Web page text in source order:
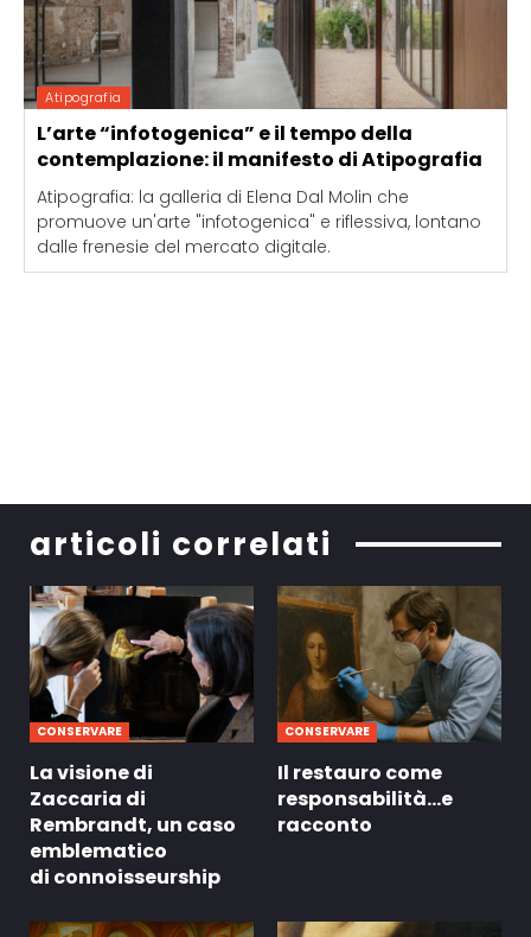
Atipografia
L’arte “infotogenica” e il tempo della
contemplazione: il manifesto di Atipografia
Atipografia: la galleria di Elena Dal Molin che
promuove un'arte "infotogenica" e riflessiva, lontano
dalle frenesie del mercato digitale.
articoli correlati
CONSERVARE
La visione di
Zaccaria di
Rembrandt, un caso
emblematico
di connoisseurship
CONSERVARE
Il restauro come
responsabilità…e
racconto